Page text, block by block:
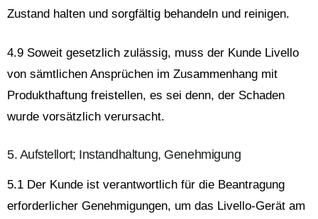
Zustand halten und sorgfältig behandeln und reinigen.
4.9 Soweit gesetzlich zulässig, muss der Kunde Livello
von sämtlichen Ansprüchen im Zusammenhang mit
Produkthaftung freistellen, es sei denn, der Schaden
wurde vorsätzlich verursacht.
5. Aufstellort; Instandhaltung, Genehmigung
5.1 Der Kunde ist verantwortlich für die Beantragung
erforderlicher Genehmigungen, um das Livello-Gerät am